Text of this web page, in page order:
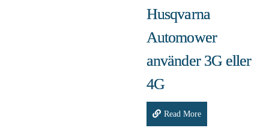
Husqvarna
Automower
använder 3G eller
4G
Read More